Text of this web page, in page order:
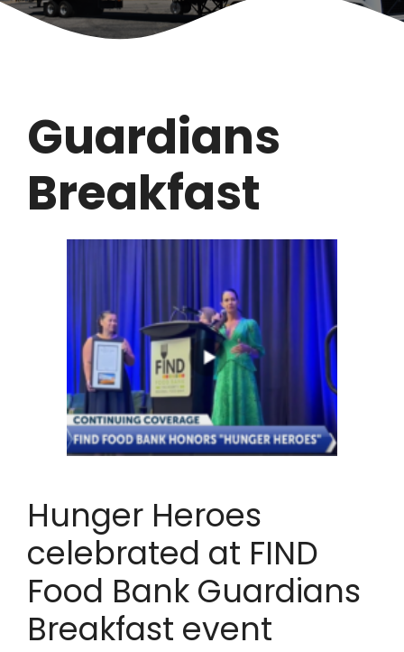
Guardians
Breakfast
Hunger Heroes
celebrated at FIND
Food Bank Guardians
Breakfast event